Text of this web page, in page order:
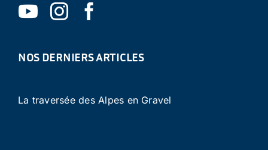
NOS DERNIERS ARTICLES
La traversée des Alpes en Gravel